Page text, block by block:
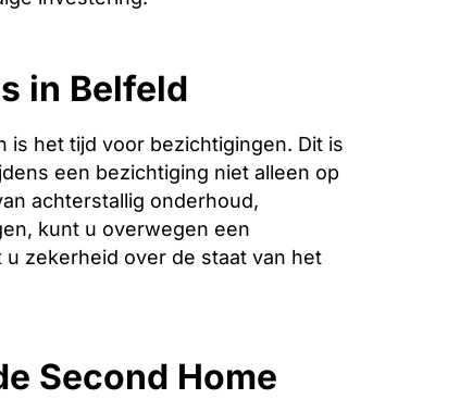
in Belfeld
is het tijd voor bezichtigingen. Dit is
een bezichtiging niet alleen op
achterstallig onderhoud,
kunt u overwegen een
zekerheid over de staat van het
Second Home